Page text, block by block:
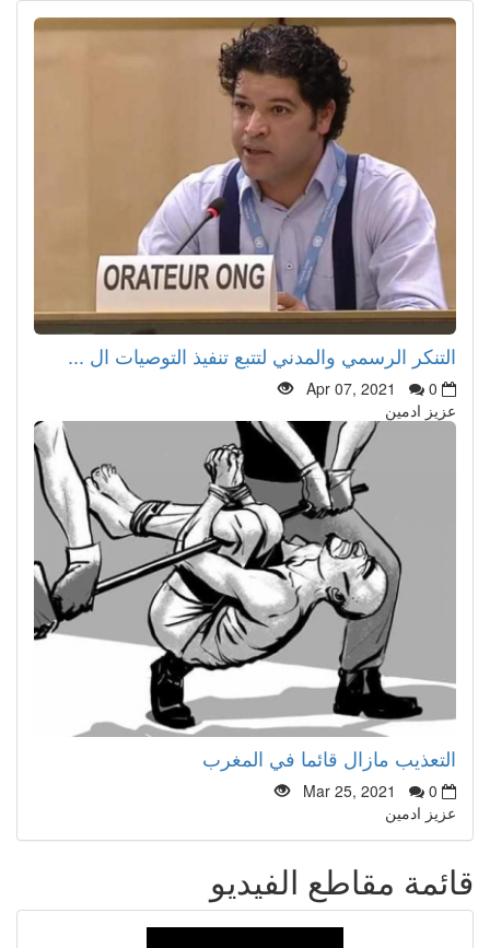
التنكر الرسمي والمدني لتتبع تنفيذ التوصيات ال ...
Apr 07, 2021
0
عزيز ادمين
التعذيب مازال قائما في المغرب
Mar 25, 2021
0
عزيز ادمين
قائمة مقاطع الفيديو